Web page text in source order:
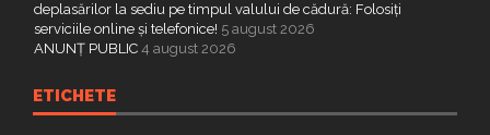
deplasărilor la sediu pe timpul valului de cădură: Folosiți
serviciile online și telefonice! 5 august 2026
ANUNȚ PUBLIC 4 august 2026
ETICHETE